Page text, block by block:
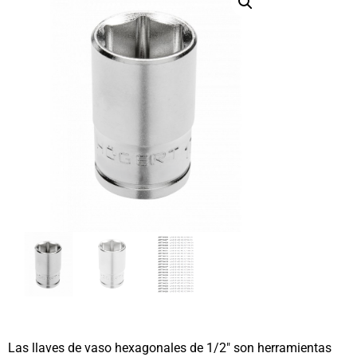
Las llaves de vaso hexagonales de 1/2″ son herramientas